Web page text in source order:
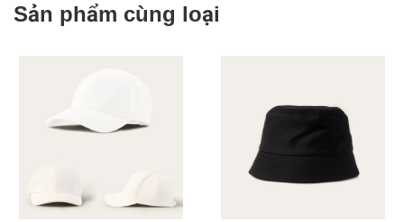
Sản phẩm cùng loại